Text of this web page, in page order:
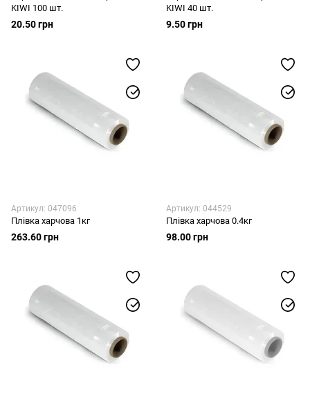
KIWI 100 шт.
20.50 грн
KIWI 40 шт.
9.50 грн
Артикул: 047096
Плівка харчова 1кг
263.60 грн
Артикул: 044529
Плівка харчова 0.4кг
98.00 грн